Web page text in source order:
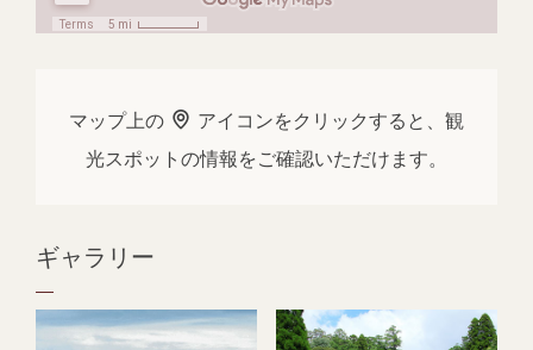
マップ上の
アイコンをクリックすると、観
光スポットの情報をご確認いただけます。
ギャラリー